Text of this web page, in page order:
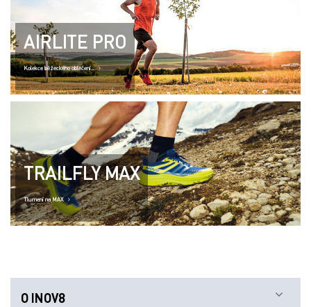
AIRLITE PRO
Kolekce běžeckého oblečení..
TRAILFLY MAX
Tlumení na MAX
O INOV8